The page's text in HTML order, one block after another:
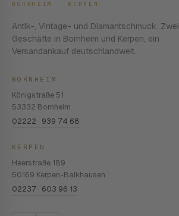
BORNHEIM · KERPEN
Antik-, Vintage- und Diamantschmuck. Zwei
Geschäfte in Bornheim und Kerpen, ein
Versandankauf deutschlandweit.
BORNHEIM
Königstraße 51
53332 Bornheim
02222 · 939 74 68
KERPEN
Heerstraße 189
50169 Kerpen-Balkhausen
02237 · 603 96 13